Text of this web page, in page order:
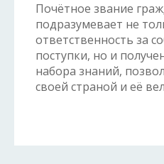
Почётное звание
подразумевает не
ответственность за
поступки, но и
набора знаний,
своей страной и её